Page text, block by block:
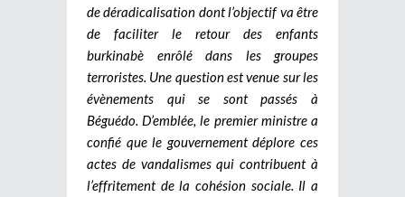
de déradicalisation dont l’objectif va être
de faciliter le retour des enfants
burkinabè enrôlé dans les groupes
terroristes. Une question est venue sur les
évènements qui se sont passés à
Béguédo. D’emblée, le premier ministre a
confié que le gouvernement déplore ces
actes de vandalismes qui contribuent à
l’effritement de la cohésion sociale. Il a